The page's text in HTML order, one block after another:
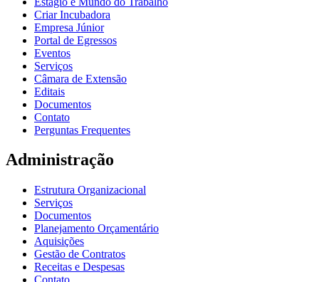
Criar Incubadora
Empresa Júnior
Portal de Egressos
Eventos
Serviços
Câmara de Extensão
Editais
Documentos
Contato
Perguntas Frequentes
Administração
Estrutura Organizacional
Serviços
Documentos
Planejamento Orçamentário
Aquisições
Gestão de Contratos
Receitas e Despesas